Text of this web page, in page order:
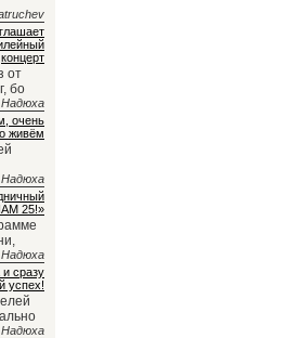
концерт
от
бо
Надюха
очень
живём
Надюха
25!»
Надюха
сразу
успех!
Надюха